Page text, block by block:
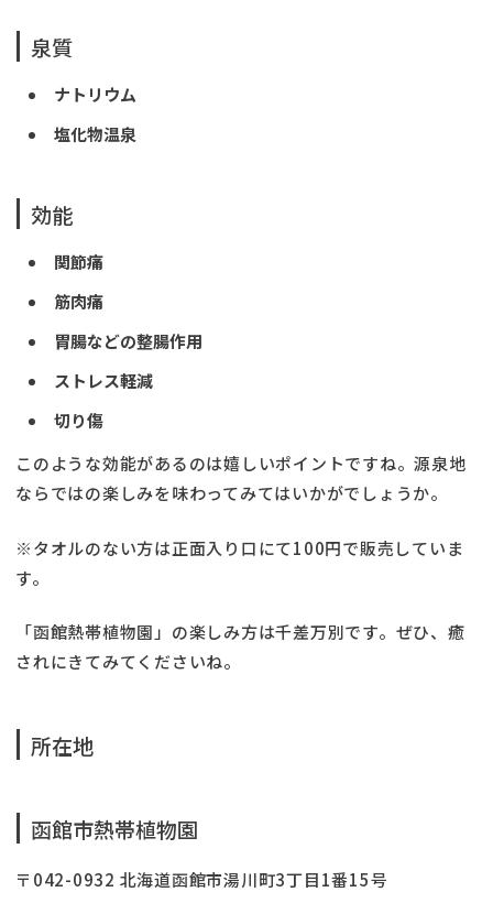
泉質
ナトリウム
塩化物温泉
効能
関節痛
筋肉痛
胃腸などの整腸作用
ストレス軽減
切り傷
このような効能があるのは嬉しいポイントですね。源泉地
ならではの楽しみを味わってみてはいかがでしょうか。
※タオルのない方は正面入り口にて100円で販売していま
す。
「函館熱帯植物園」の楽しみ方は千差万別です。ぜひ、癒
されにきてみてくださいね。
所在地
函館市熱帯植物園
〒042-0932 北海道函館市湯川町3丁目1番15号